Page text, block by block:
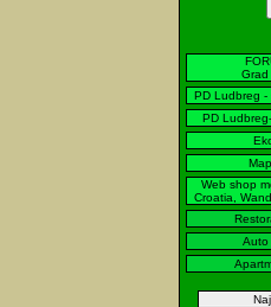
Grad
PD Ludbreg -
PD
Web shop
Croatia,
Auto